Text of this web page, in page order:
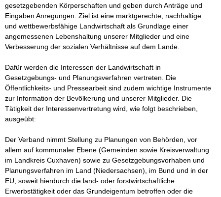
gesetzgebenden Körperschaften und geben durch Anträge und
Eingaben Anregungen. Ziel ist eine marktgerechte, nachhaltige
und wettbewerbsfähige Landwirtschaft als Grundlage einer
angemessenen Lebenshaltung unserer Mitglieder und eine
Verbesserung der sozialen Verhältnisse auf dem Lande.
Dafür werden die Interessen der Landwirtschaft in
Gesetzgebungs- und Planungsverfahren vertreten. Die
Öffentlichkeits- und Pressearbeit sind zudem wichtige Instrumente
zur Information der Bevölkerung und unserer Mitglieder. Die
Tätigkeit der Interessenvertretung wird, wie folgt beschrieben,
ausgeübt:
Der Verband nimmt Stellung zu Planungen von Behörden, vor
allem auf kommunaler Ebene (Gemeinden sowie Kreisverwaltung
im Landkreis Cuxhaven) sowie zu Gesetzgebungsvorhaben und
Planungsverfahren im Land (Niedersachsen), im Bund und in der
EU, soweit hierdurch die land- oder forstwirtschaftliche
Erwerbstätigkeit oder das Grundeigentum betroffen oder die